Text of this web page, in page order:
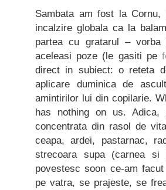
Sambata am fost la
incalzire globala ca la
partea cu gratarul –
aceleasi poze (le gasiti pe
direct in subiect: o reteta
aplicare duminica de
amintirilor lui din copilarie.
has nothing on us.
concentrata din rasol de
ceapa, ardei, pastarnac,
strecoara supa (carnea
povestesc soon ce-am
pe vatra, se prajeste, se